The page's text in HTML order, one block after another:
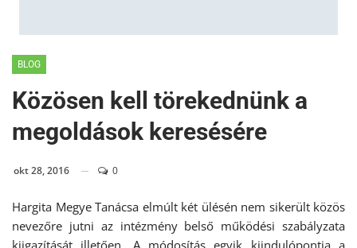
BLOG
Közösen kell törekednünk a
megoldások keresésére
okt 28, 2016 0
Hargita Megye Tanácsa elmúlt két ülésén nem sikerült közös
nevezőre jutni az intézmény belső működési szabályzata
kiigazítását illetően. A módosítás egyik kiindulópontja a